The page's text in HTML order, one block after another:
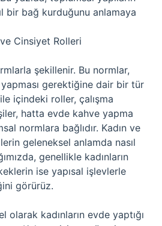
bir bağ kurduğunu anlamaya
Cinsiyet Rolleri
şekillenir. Bu normlar,
gerektiğine dair bir tür
içindeki roller, çalışma
hatta evde kahve yapma
normlara bağlıdır. Kadın ve
geleneksel anlamda nasıl
genellikle kadınların
ise yapısal işlevlerle
görürüz.
olarak kadınların evde yaptığı